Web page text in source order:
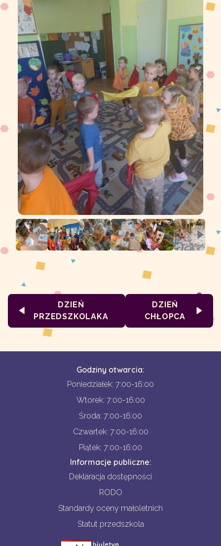
DZIEŃ
PRZEDSZKOLAKA
DZIEŃ
CHŁOPCA
Godziny otwarcia:
Poniedziałek: 7:00-16:00
Wtorek: 7:00-16:00
Środa: 7:00-16:00
Czwartek: 7:00-16:00
Piątek: 7:00-16:00
Informacje publiczne:
Deklaracja dostępności
RODO
Standardy oceny małoletnich
Statut przedszkola